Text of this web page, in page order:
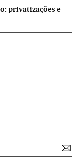
privatizações e